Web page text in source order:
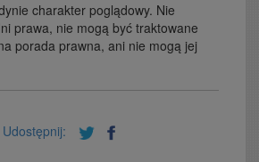
charakter poglądowy. Nie
prawa, nie mogą być traktowane
porada prawna, ani nie mogą jej
Udostępnij: